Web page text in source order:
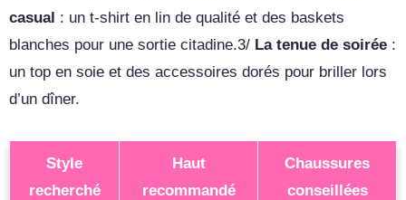
casual : un t-shirt en lin de qualité et des baskets
blanches pour une sortie citadine.3/ La tenue de soirée :
un top en soie et des accessoires dorés pour briller lors
d’un dîner.
Style
recherché
Haut
recommandé
Chaussures
conseillées